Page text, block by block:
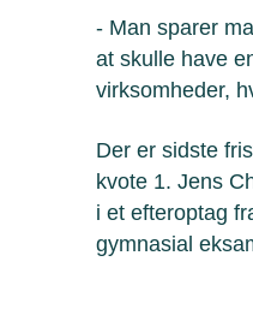
- Man sparer
at skulle have
virksomheder,
Der er sidste
kvote 1. Jens
i et efteroptag
gymnasial